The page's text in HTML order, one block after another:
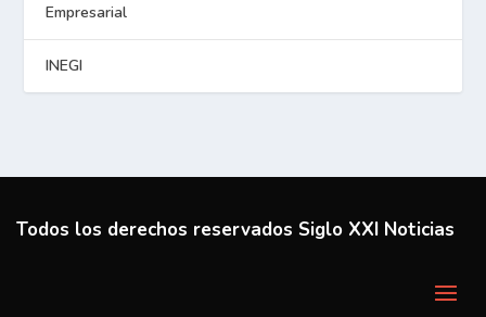
Empresarial
INEGI
Todos los derechos reservados Siglo XXI Noticias